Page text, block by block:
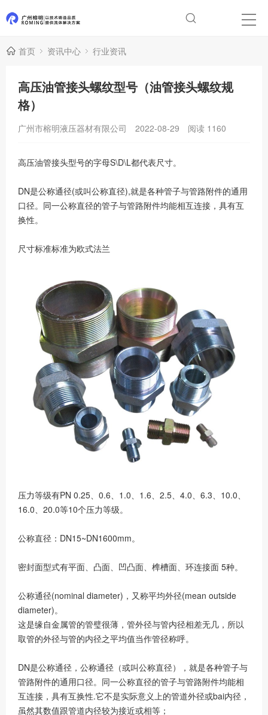
首页 资讯中心 行业资讯
高压油管接头螺纹型号（油管接头螺纹规
格）
广州市榕明液压器材有限公司 2022-08-29 阅读 1160
高压油管接头型号的字母S\D\L都代表尺寸。
DN是公称通径(或叫公称直径),就是各种管子与管路附件的通用
口径。同一公称直径的管子与管路附件均能相互连接，具有互
换性。
尺寸标准标准为欧式法兰
压力等级有PN 0.25、0.6、1.0、1.6、2.5、4.0、6.3、10.0、
16.0、20.0等10个压力等级。
公称直径：DN15~DN1600mm。
密封面型式有平面、凸面、凹凸面、榫槽面、环连接面 5种。
公称通径(nominal diameter)，又称平均外径(mean outside
diameter)。
这是缘自金属管的管璧很薄，管外径与管内径相差无几，所以
取管的外径与管的内径之平均值当作管径称呼。
DN是公称通径，公称通径（或叫公称直径），就是各种管子与
管路附件的通用口径。同一公称直径的管子与管路附件均能相
互连接，具有互换性.它不是实际意义上的管道外径或bai内径，
虽然其数值跟管道内径较为接近或相等；